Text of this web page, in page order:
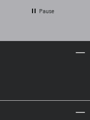
Pause